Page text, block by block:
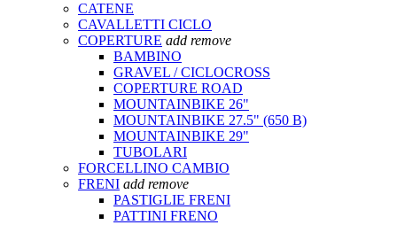
CATENE
CAVALLETTI CICLO
COPERTURE add remove
BAMBINO
GRAVEL / CICLOCROSS
COPERTURE ROAD
MOUNTAINBIKE 26"
MOUNTAINBIKE 27.5" (650 B)
MOUNTAINBIKE 29"
TUBOLARI
FORCELLINO CAMBIO
FRENI add remove
PASTIGLIE FRENI
PATTINI FRENO